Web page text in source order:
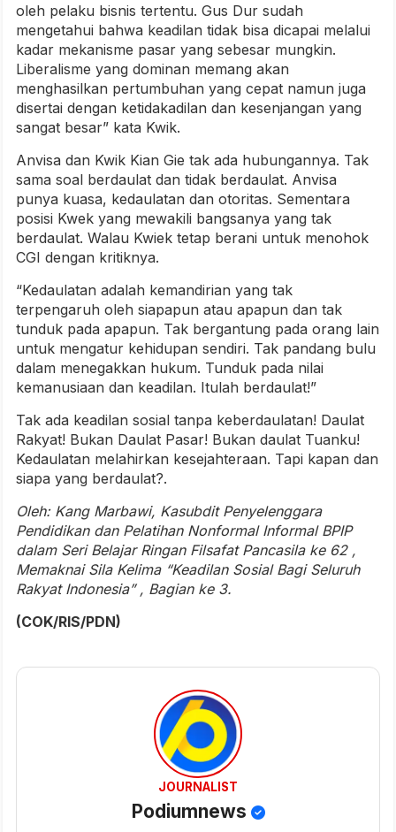
oleh pelaku bisnis tertentu. Gus Dur sudah
mengetahui bahwa keadilan tidak bisa dicapai melalui
kadar mekanisme pasar yang sebesar mungkin.
Liberalisme yang dominan memang akan
menghasilkan pertumbuhan yang cepat namun juga
disertai dengan ketidakadilan dan kesenjangan yang
sangat besar” kata Kwik.
Anvisa dan Kwik Kian Gie tak ada hubungannya. Tak
sama soal berdaulat dan tidak berdaulat. Anvisa
punya kuasa, kedaulatan dan otoritas. Sementara
posisi Kwek yang mewakili bangsanya yang tak
berdaulat. Walau Kwiek tetap berani untuk menohok
CGI dengan kritiknya.
“Kedaulatan adalah kemandirian yang tak
terpengaruh oleh siapapun atau apapun dan tak
tunduk pada apapun. Tak bergantung pada orang lain
untuk mengatur kehidupan sendiri. Tak pandang bulu
dalam menegakkan hukum. Tunduk pada nilai
kemanusiaan dan keadilan. Itulah berdaulat!”
Tak ada keadilan sosial tanpa keberdaulatan! Daulat
Rakyat! Bukan Daulat Pasar! Bukan daulat Tuanku!
Kedaulatan melahirkan kesejahteraan. Tapi kapan dan
siapa yang berdaulat?.
Oleh: Kang Marbawi, Kasubdit Penyelenggara
Pendidikan dan Pelatihan Nonformal Informal BPIP
dalam Seri Belajar Ringan Filsafat Pancasila ke 62 ,
Memaknai Sila Kelima “Keadilan Sosial Bagi Seluruh
Rakyat Indonesia” , Bagian ke 3.
(COK/RIS/PDN)
JOURNALIST
Podiumnews